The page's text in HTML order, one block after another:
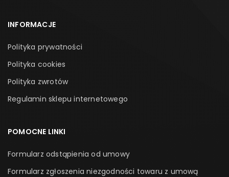
INFORMACJE
Polityka prywatności
Polityka cookies
Polityka zwrotów
Regulamin sklepu internetowego
POMOCNE LINKI
Formularz odstąpienia od umowy
Formularz zgłoszenia niezgodności towaru z umową